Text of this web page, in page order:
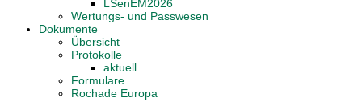
LSenEM2026
Wertungs- und Passwesen
Dokumente
Übersicht
Protokolle
aktuell
Formulare
Rochade Europa